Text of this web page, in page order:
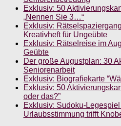
Exklusiv: 50
„Nennen Sie 3…“
Exklusiv:
Kreativheft für Ungeübte
Exklusiv: Rätselreise im
Geübte
Der große Augustplan: 30
Seniorenarbeit
Exklusiv: Biografiekarte
Exklusiv: 50
oder das?”
Exklusiv: Sudoku-Legespiel
Urlaubsstimmung trifft